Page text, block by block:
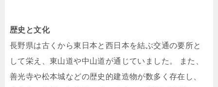
歴史と文化
長野県は古くから東日本と西日本を結ぶ交通の要所と
して栄え、東山道や中山道が通じていました。 ​また、
善光寺や松本城などの歴史的建造物が数多く存在し、